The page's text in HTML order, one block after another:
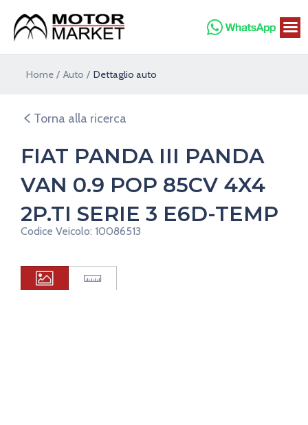
contenuto
Home Auto Dettaglio auto
Torna alla ricerca
FIAT PANDA III PANDA
VAN 0.9 POP 85CV 4X4
2P.TI SERIE 3 E6D-TEMP
Codice Veicolo: 10086513